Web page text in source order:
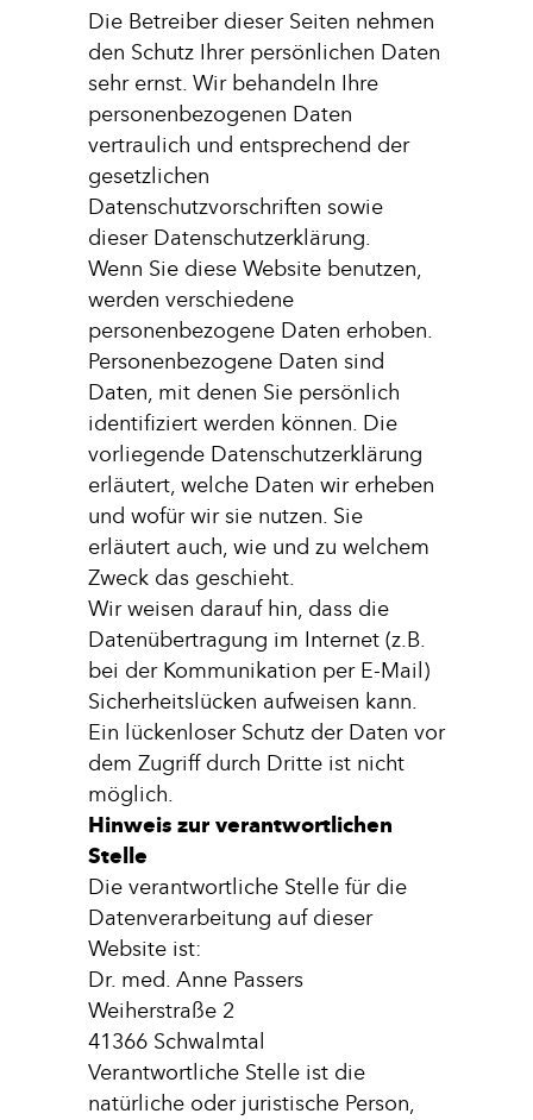
Die Betreiber dieser Seiten nehmen
den Schutz Ihrer persönlichen Daten
sehr ernst. Wir behandeln Ihre
personenbezogenen Daten
vertraulich und entsprechend der
gesetzlichen
Datenschutzvorschriften sowie
dieser Datenschutzerklärung.
Wenn Sie diese Website benutzen,
werden verschiedene
personenbezogene Daten erhoben.
Personenbezogene Daten sind
Daten, mit denen Sie persönlich
identifiziert werden können. Die
vorliegende Datenschutzerklärung
erläutert, welche Daten wir erheben
und wofür wir sie nutzen. Sie
erläutert auch, wie und zu welchem
Zweck das geschieht.
Wir weisen darauf hin, dass die
Datenübertragung im Internet (z.B.
bei der Kommunikation per E-Mail)
Sicherheitslücken aufweisen kann.
Ein lückenloser Schutz der Daten vor
dem Zugriff durch Dritte ist nicht
möglich.
Hinweis zur verantwortlichen
Stelle
Die verantwortliche Stelle für die
Datenverarbeitung auf dieser
Website ist:
Dr. med. Anne Passers
Weiherstraße 2
41366 Schwalmtal
Verantwortliche Stelle ist die
natürliche oder juristische Person,